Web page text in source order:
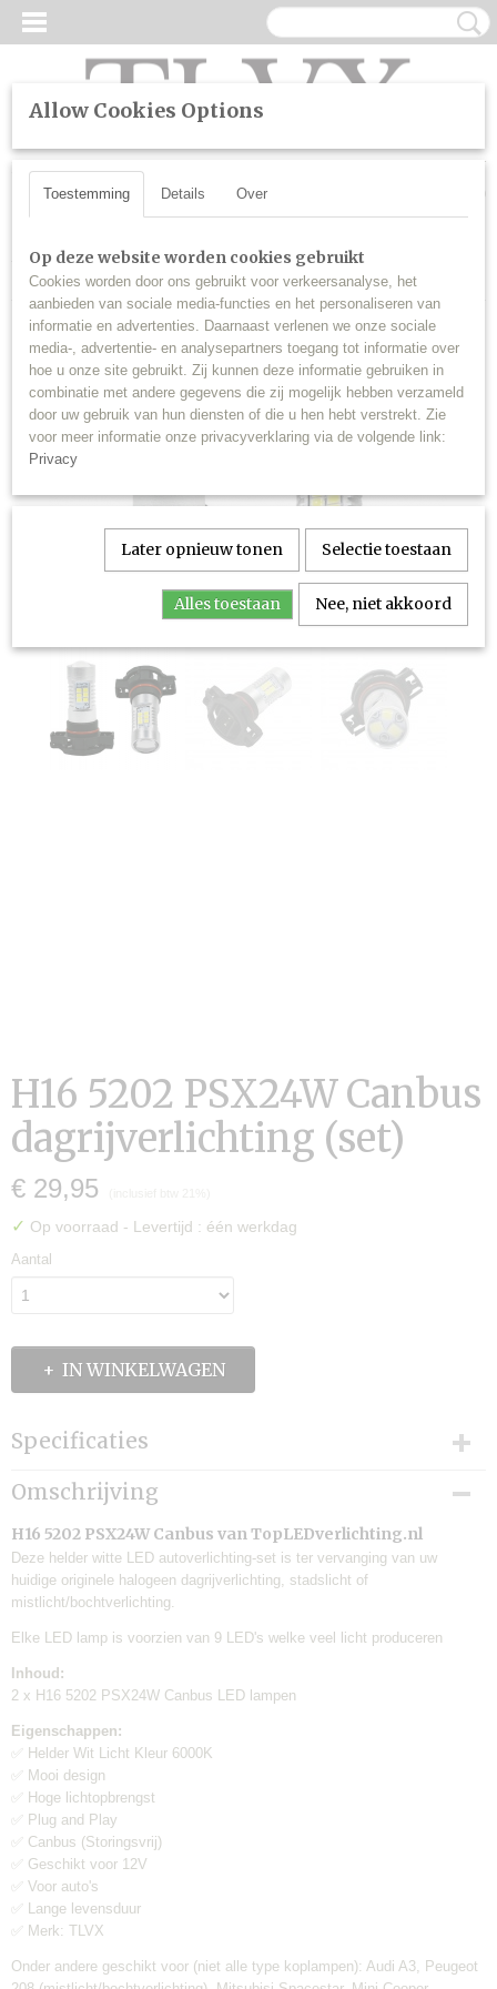
Inloggen Registreren
UW WINKELWAGEN
Home >LED>Dagrijverlichting>H16 5202 PSX24W Canbus
dagrijverlichting (set)
H16 5202 PSX24W Canbus
dagrijverlichting (set)
€ 29,95
✓ Op voorraad - Levertijd : één werkdag
Aantal
IN WINKELWAGEN
Specificaties
Productcode
TLV-LD11
EAN code
7446000149173
Levertijd:
Eén werkdag
Merk:
Garantie:
6 maanden
Geschikt voor:
Auto's
Canbus:
Ja
Lamp voltage:
12V
Inhoud verpakking:
2 stuks
Verzendkosten:
Omschrijving
H16 5202 PSX24W Canbus van TopLEDverlichting.nl
Deze helder witte LED autoverlichting-set is ter vervanging van uw
huidige originele halogeen dagrijverlichting, stadslicht of
mistlicht/bochtverlichting.
Elke LED lamp is voorzien van 9 LED's welke veel licht produceren
Inhoud:
2 x H16 5202 PSX24W Canbus LED lampen
Eigenschappen:
✅ Helder Wit Licht Kleur 6000K
✅ Mooi design
✅ Hoge lichtopbrengst
✅ Plug and Play
✅ Canbus (Storingsvrij)
✅ Geschikt voor 12V
✅ Voor auto's
✅ Lange levensduur
✅ Merk: TLVX
Onder andere geschikt voor (niet alle type koplampen): Audi A3, Peugeot
Allow Cookies Options
Toestemming Details Over
Op deze website worden cookies gebruikt
Cookies worden door ons gebruikt voor verkeersanalyse, het
aanbieden van sociale media-functies en het personaliseren van
informatie en advertenties. Daarnaast verlenen we onze sociale
media-, advertentie- en analysepartners toegang tot informatie over
hoe u onze site gebruikt. Zij kunnen deze informatie gebruiken in
combinatie met andere gegevens die zij mogelijk hebben verzameld
door uw gebruik van hun diensten of die u hen hebt verstrekt. Zie
voor meer informatie onze privacyverklaring via de volgende link:
Privacy
Later opnieuw tonen Selectie toestaan
Alles toestaan Nee, niet akkoord